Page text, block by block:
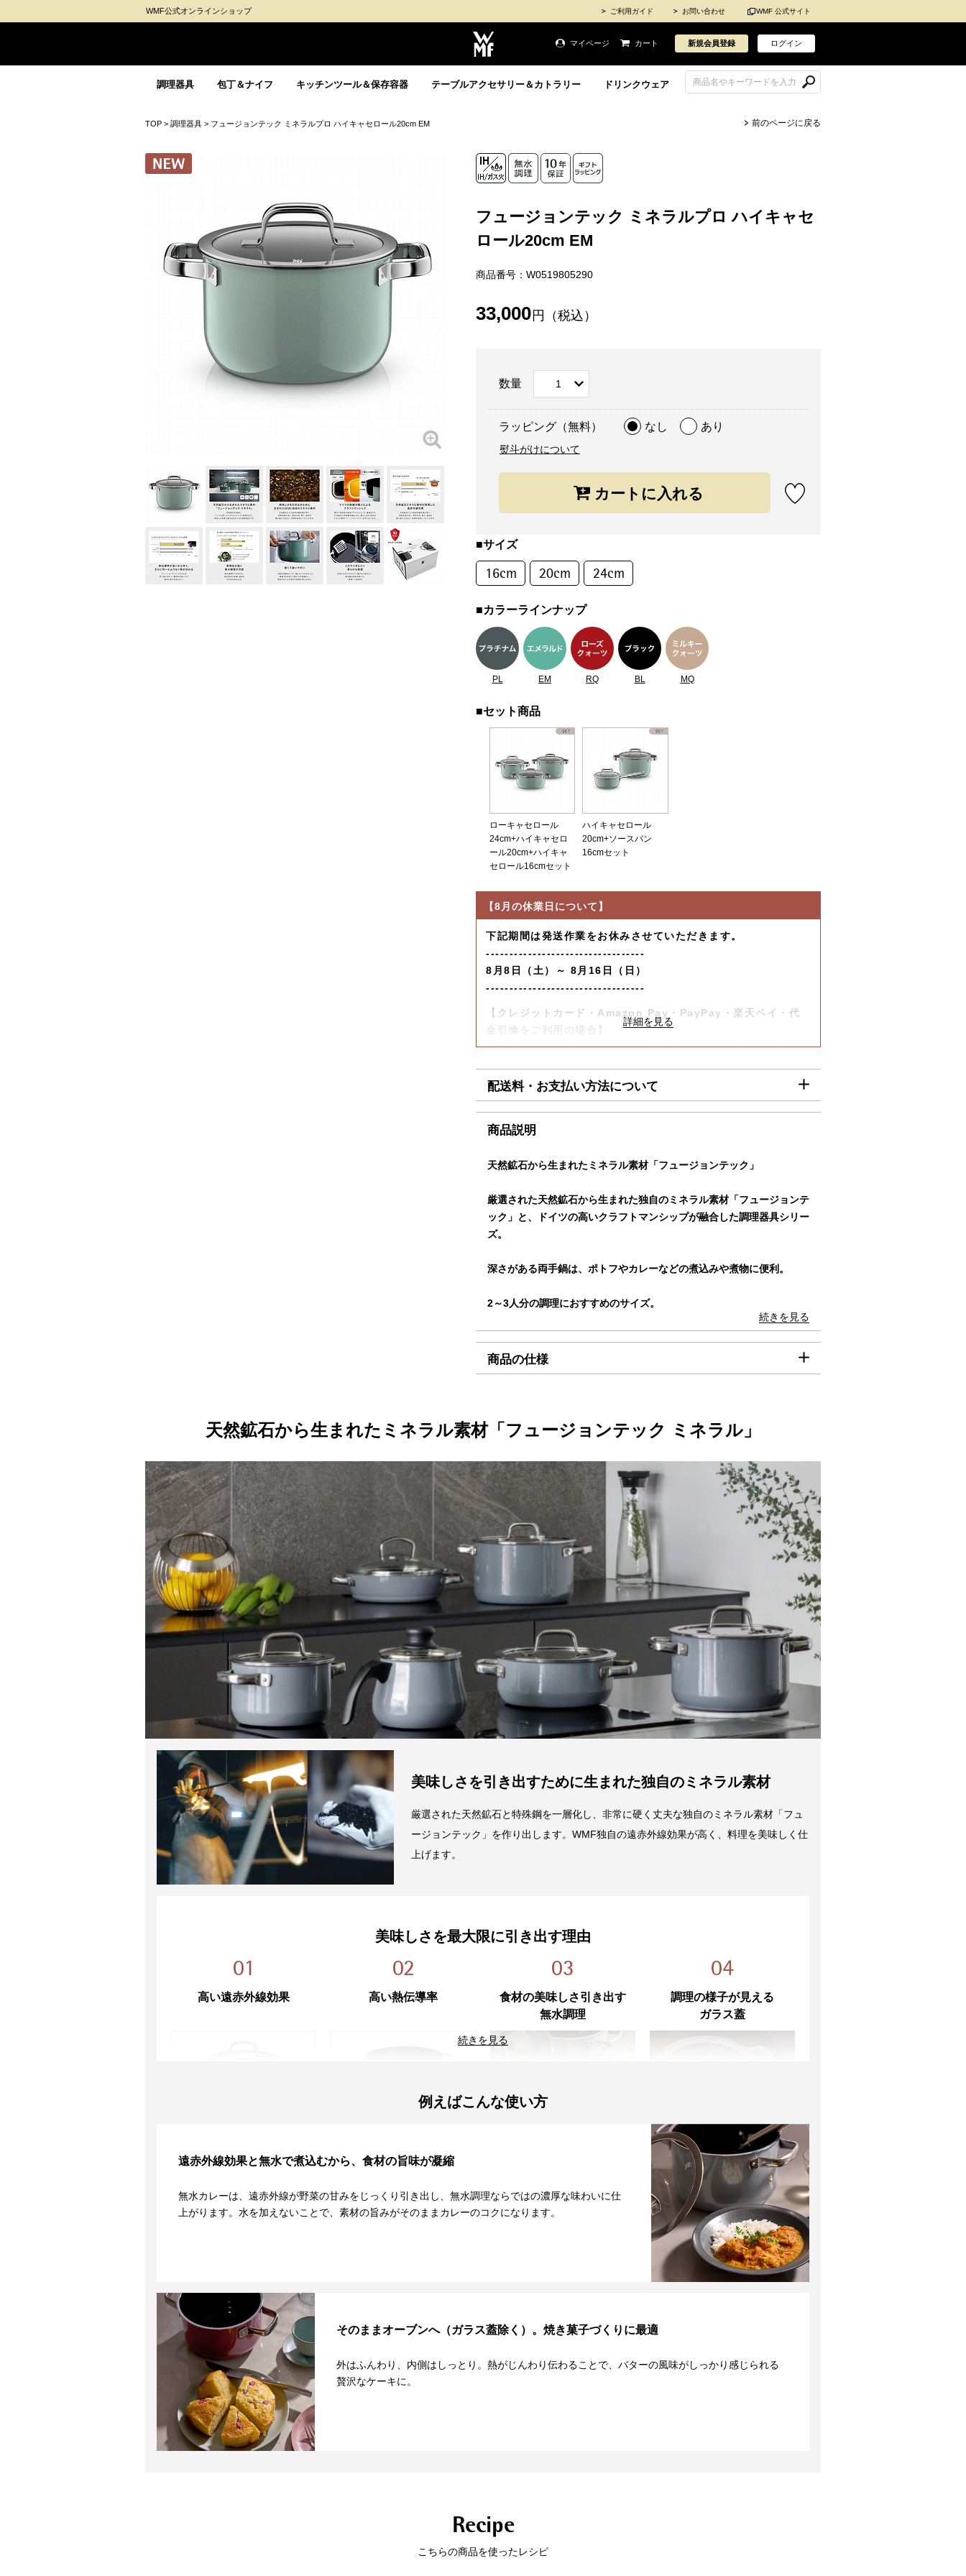
WMF公式オンラインショップ ご利用ガイド お問い合わせ WMF 公式サイト
マイページ カート 新規会員登録 ログイン
調理器具 包丁＆ナイフ キッチンツール＆保存容器 テーブルアクセサリー＆カトラリー ドリンクウェア
TOP > 調理器具 > フュージョンテック ミネラルプロ ハイキャセロール20cm EM 前のページに戻る
フュージョンテック ミネラルプロ ハイキャセ
ロール20cm EM
商品番号：W0519805290
33,000 円（税込）
数量
ラッピング（無料） なし あり
熨斗がけについて
■サイズ
16cm 20cm 24cm
■カラーラインナップ
PL EM RQ BL MQ
■セット商品
ローキャセロール
24cm+ハイキャセロ
ール20cm+ハイキャ
セロール16cmセット
ハイキャセロール
20cm+ソースパン
16cmセット
【8月の休業日について】
下記期間は発送作業をお休みさせていただきます。
----------------------------------
8月8日（土）～ 8月16日（日）
----------------------------------
【クレジットカード・Amazon Pay・PayPay・楽天ペイ・代
金引換をご利用の場合】
8月6日（木）迄の『ご注文』は8月7日（金）迄に順次発送いた
【コンビニ決済をご利用の場合】
迄に順次発送いたします。
（月）以降の発送となります。
ご迷惑をお掛けいたしますが、何卒ご了承賜りますようお願い申
し上げます。
配送料・お支払い方法について
■配送料（税込）
北陸・中部・関西
中国・四国 930円
沖縄 1,980円
海外への発送は行っておりません。
■お支払方法
クレジット決済
一括払のみご利用可能です。
キャッシュレス決済
コンビニ決済
セブンイレブン、ローソン、
ファミリーマート、ミニストップ、
デイリーヤマザキ、セイコーマート
【手数料】
330円（一律）
代金引換
【代金引換手数料】
330円～1,100円
ご注文金額に応じて手数料が異なりま
す。
商品説明
天然鉱石から生まれたミネラル素材「フュージョンテック」
厳選された天然鉱石から生まれた独自のミネラル素材「フュージョンテ
ック」と、ドイツの高いクラフトマンシップが融合した調理器具シリー
ズ。
深さがある両手鍋は、ポトフやカレーなどの煮込みや煮物に便利。
2～3人分の調理におすすめのサイズ。
・天然鉱石により遠赤外線効果が高く、加熱効果が良く、食材の色、香
り、風味を最大限に引き出し、料理を美味しく仕上げます。
・高い熱伝導率で均一にムラなく加熱ができ、蓄熱性も高いので食材の
ま味わえます。
・きめ細かく滑らかな表面でこびりつきにくくお手入れも簡単。
0%軽量化）。負担がないから毎日の料理が楽しめます。
・非常に丈夫で欠けにくく錆びる心配もなく、食洗機も使用可能です。
・酸やアルカリの影響を受けにくいミネラル素材だから冷蔵庫での保存
が可能です。
・シンプルで洗練されたデザインがどんなインテリアにも美しく調和し
ます。
【容量の目安】
・カレー：約13皿分
・最適炊飯量：5合
【付属品】
レシピリーフレット
【取扱説明書】
続きを見る
商品の仕様
外寸（mm）：215
外寸取っ手込（mm）：290
高さ本体のみ（mm）：130
全高-ふた込（mm）：170
製品重量（g）：1,950
満水容量（ml）：3,900
素材
表面加工
本体内外面・底：焼付け塗装（ガラス・
セラミック複合被覆）
本体ふち：ステンレス鋼
本体・底：ステンレス鋼（18％クロム）
取っ手：ステンレス鋼
ガラス蓋：強化ガラス
蓋取っ手：ステンレス鋼
原産国 ドイツ
個装サイズ（約）
幅（mm）：328
奥行き（mm）：275
重量（g）：2,500
保証情報 10年（本体）
天然鉱石から生まれたミネラル素材「フュージョンテック ミネラル」
美味しさを引き出すために生まれた独自のミネラル素材
厳選された天然鉱石と特殊鋼を一層化し、非常に硬く丈夫な独自のミネラル素材「フュ
ージョンテック」を作り出します。WMF独自の遠赤外線効果が高く、料理を美味しく仕
上げます。
美味しさを最大限に引き出す理由
01
高い遠赤外線効果
率が高く、加熱効果が良いの
なわれにくく、料理を美味しく
仕上げます。
02
高い熱伝導率
く加熱ができます。蓄熱性も高
ん。
03
食材の美味しさ引き出す
無水調理
04
調理の様子が見える
ガラス蓋
調理中も中が見えるので、仕上
がりが分かりやすく失敗しにく
いです。（強化ガラス製）
こびりつきにくい
滑らかな表面
負担がないから毎日の料理が楽
※ご使用の食器洗浄機の取り扱い説
明書をご確認の上、お使いくださ
い。
04
続きを見る
例えばこんな使い方
遠赤外線効果と無水で煮込むから、 食材の旨味が凝縮
無水カレーは、遠赤外線が野菜の甘みをじっくり引き出し、無水調理ならではの濃厚な味わいに仕
上がります。水を加えないことで、素材の旨みがそのままカレーのコクになります。
そのままオーブンへ（ガラス蓋除く）。 焼き菓子づくりに最適
外はふんわり、内側はしっとり。熱がじんわり伝わることで、バターの風味がしっかり感じられる
贅沢なケーキに。
Recipe
こちらの商品を使ったレシピ